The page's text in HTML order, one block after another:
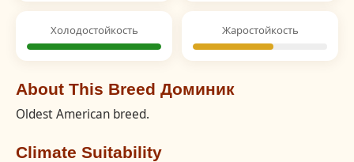
Холодостойкость Жаростойкость
About This Breed Доминик
Oldest American breed.
Climate Suitability